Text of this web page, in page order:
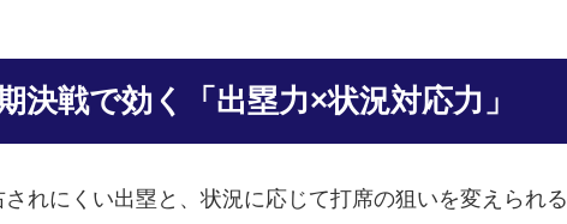
決戦で効く「出塁力×状況対応力」
れにくい出塁と、状況に応じて打席の狙いを変えられる